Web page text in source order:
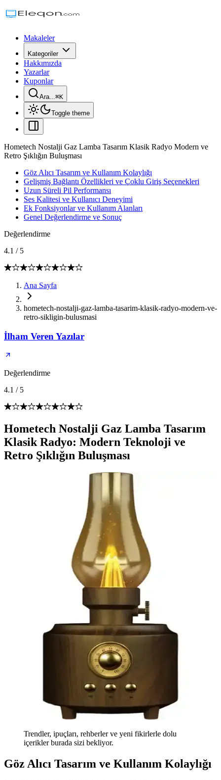
Makaleler
Kategoriler
Hakkımızda
Yazarlar
Kuponlar
Ara...⌘K
Toggle theme
Hometech Nostalji Gaz Lamba Tasarım Klasik Radyo Modern ve
Retro Şıklığın Buluşması
Göz Alıcı Tasarım ve Kullanım Kolaylığı
Gelişmiş Bağlantı Özellikleri ve Çoklu Giriş Seçenekleri
Uzun Süreli Pil Performansı
Ses Kalitesi ve Kullanıcı Deneyimi
Ek Fonksiyonlar ve Kullanım Alanları
Genel Değerlendirme ve Sonuç
Değerlendirme
4.1 / 5
Ana Sayfa
hometech-nostalji-gaz-lamba-tasarim-klasik-radyo-modern-ve-
retro-sikligin-bulusmasi
İlham Veren Yazılar
Değerlendirme
4.1 / 5
Hometech Nostalji Gaz Lamba Tasarım
Klasik Radyo: Modern Teknoloji ve
Retro Şıklığın Buluşması
Trendler, ipuçları, rehberler ve yeni fikirlerle dolu
içerikler burada sizi bekliyor.
Göz Alıcı Tasarım ve Kullanım Kolaylığı